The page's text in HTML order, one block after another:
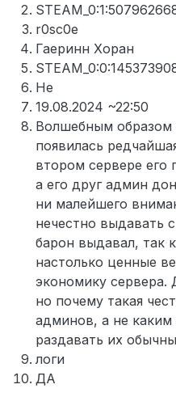
r0sc0e
Гаеринн Хоран
Не
19.08.2024 ~22:50
Волшебным образом
появилась
втором сервере его
а его друг админ
ни малейшего
нечестно выдавать
барон выдавал, так
настолько ценные
экономику сервера.
но почему такая
админов, а не
раздавать их
логи
ДА